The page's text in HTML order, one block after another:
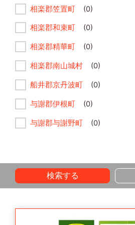
相楽郡笠置町 (0)
相楽郡和束町 (0)
相楽郡精華町 (0)
相楽郡南山城村 (0)
船井郡京丹波町 (0)
与謝郡伊根町 (0)
与謝郡与謝野町 (0)
検索する